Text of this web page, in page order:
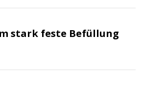
stark feste Befüllung